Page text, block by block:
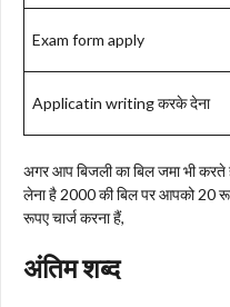
Exam form apply
Applicatin writing करके देना
अगर आप बिजली का बिल जमा भी
लेना है 2000 की बिल पर आपको 20
रूपए चार्ज करना हैं,
अंतिम शब्द